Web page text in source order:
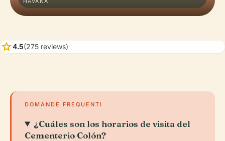
star4.5(275 reviews)
DOMANDE FREQUENTI
¿Cuáles son los horarios de visita del
Cementerio Colón?